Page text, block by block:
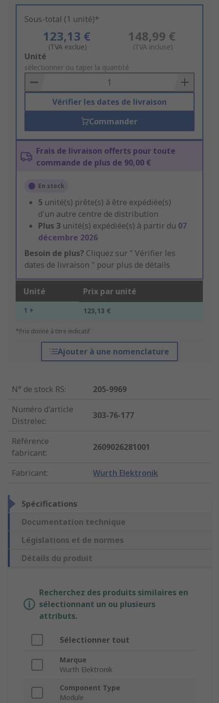
Sous-total (1 unité)*
123,13 €
(TVA exclue)
148,99 €
(TVA incluse)
Add
to
Basket
Unité
sélectionner ou taper la quantité
Vérifier les dates de livraison
Commander
Frais de livraison offerts pour toute
commande de plus de 90,00 €
En stock
5 unité(s) prête(s) à être expédiée(s)
d'un autre centre de distribution
Plus 3 unité(s) expédiée(s) à partir du 07
décembre 2026
Besoin de plus? Cliquez sur " Vérifier les
dates de livraison " pour plus de détails
Unité Prix par unité
1 + 123,13 €
*Prix donné à titre indicatif
Ajouter à une nomenclature
N° de stock RS:
205-9969
Numéro d'article
Distrelec:
303-76-177
Référence
fabricant:
2609026281001
Fabricant: Wurth Elektronik
Spécifications
Documentation technique
Législations et de normes
Détails du produit
Recherchez des produits similaires en
sélectionnant un ou plusieurs
attributs.
Sélectionner tout
Marque
Wurth Elektronik
Component Type
Module